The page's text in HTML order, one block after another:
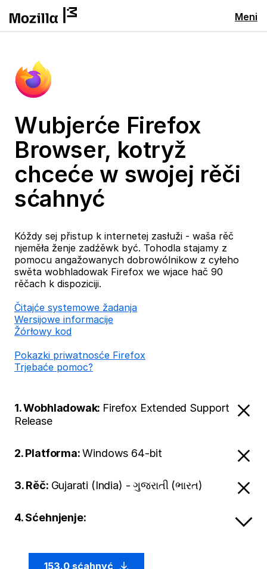
Meni
Wubjerće Firefox
Browser, kotryž
chceće w swojej rěči
sćahnyć
Kóždy sej přistup k internetej zasłuži - waša rěč
njeměła ženje zadźěwk być. Tohodla stajamy z
pomocu angažowanych dobrowólnikow z cyłeho
swěta wobhladowak Firefox we wjace hač 90
rěčach k dispoziciji.
Čitajće systemowe žadanja
Wersijowe informacije
Žórłowy kod
Pokazki priwatnosće Firefox
Trjebaće pomoc?
1. Wobhladowak: Firefox Extended Support
Release
2. Platforma:Windows 64-bit
3. Rěč: Gujarati (India) - ગુજરાતી (ભારત)
4. Sćehnjenje:
153.0 sćahnyć